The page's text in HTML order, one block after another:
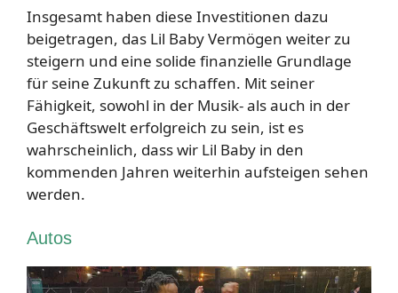
Insgesamt haben diese Investitionen dazu
beigetragen, das Lil Baby Vermögen weiter zu
steigern und eine solide finanzielle Grundlage
für seine Zukunft zu schaffen. Mit seiner
Fähigkeit, sowohl in der Musik- als auch in der
Geschäftswelt erfolgreich zu sein, ist es
wahrscheinlich, dass wir Lil Baby in den
kommenden Jahren weiterhin aufsteigen sehen
werden.
Autos